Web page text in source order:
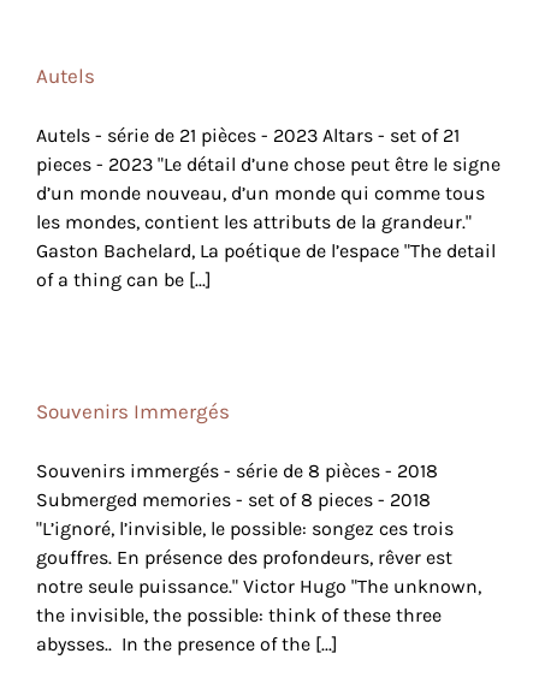
Autels
Autels - série de 21 pièces - 2023 Altars - set of 21
pieces - 2023 "Le détail d’une chose peut être le signe
d’un monde nouveau, d’un monde qui comme tous
les mondes, contient les attributs de la grandeur."
Gaston Bachelard, La poétique de l’espace "The detail
of a thing can be [...]
Souvenirs Immergés
Souvenirs immergés - série de 8 pièces - 2018
Submerged memories - set of 8 pieces - 2018
"L’ignoré, l’invisible, le possible: songez ces trois
gouffres. En présence des profondeurs, rêver est
notre seule puissance." Victor Hugo "The unknown,
the invisible, the possible: think of these three
abysses.. In the presence of the [...]